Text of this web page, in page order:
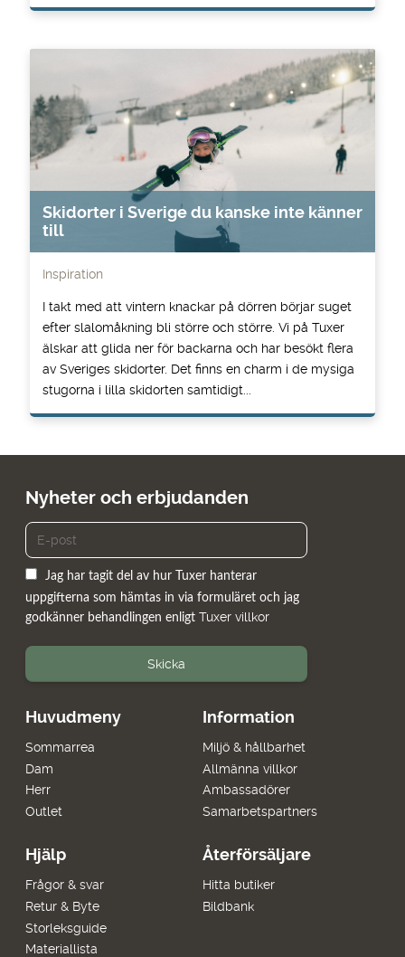
Skidorter i Sverige du kanske inte känner
till
Inspiration
I takt med att vintern knackar på dörren börjar suget
efter slalomåkning bli större och större. Vi på Tuxer
älskar att glida ner för backarna och har besökt flera
av Sveriges skidorter. Det finns en charm i de mysiga
stugorna i lilla skidorten samtidigt...
Huvudmeny
Sommarrea
Dam
Herr
Outlet
Information
Miljö & hållbarhet
Allmänna villkor
Ambassadörer
Samarbetspartners
Hjälp
Frågor & svar
Retur & Byte
Storleksguide
Materiallista
Återförsäljare
Hitta butiker
Bildbank
Nyheter och erbjudanden
Jag har tagit del av hur Tuxer hanterar
uppgifterna som hämtas in via formuläret och jag
godkänner behandlingen enligt Tuxer villkor
Skicka